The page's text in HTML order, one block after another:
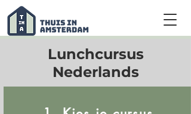
Lunchcursus
Nederlands